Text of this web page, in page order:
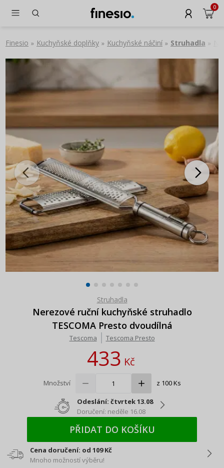
0
Finesio » Kuchyňské doplňky » Kuchyňské náčiní » Struhadla »
Struhadla
Nerezové ruční kuchyňské struhadlo
TESCOMA Presto dvoudílná
Tescoma Tescoma Presto
433Kč
Množství z 100 Ks
Odeslání: čtvrtek 13.08
Doručení: neděle 16.08
PŘIDAT DO KOŠÍKU
Cena doručení: od 109 Kč
Mnoho možností výběru!